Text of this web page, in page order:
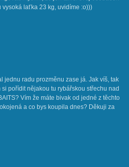
laťka 23 kg, uvidíme :o)))
jednu radu prozměnu zase já. Jak víš, tak
pořídit nějakou tu rybářskou střechu nad
Vím že máte bivak od jedné z těchto
a co bys koupila dnes? Děkuji za